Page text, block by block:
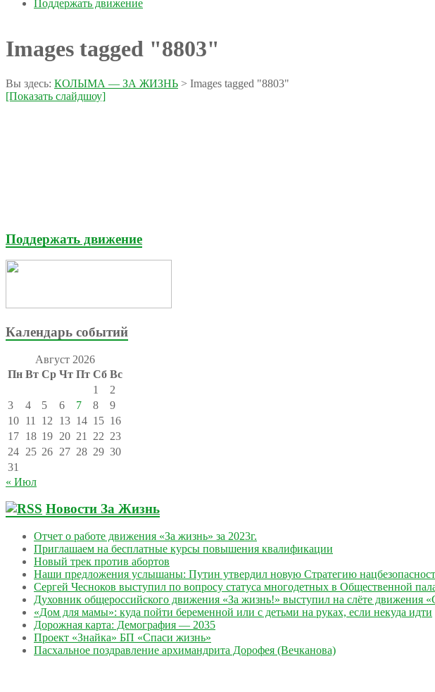
Поддержать движение
Images tagged "8803"
Вы здесь: КОЛЫМА — ЗА ЖИЗНЬ > Images tagged "8803"
[Показать слайдшоу]
Поддержать движение
Календарь событий
Август 2026
Пн Вт Ср Чт Пт Сб Вс
1
2
3
4 5 6 7 8
9
10 11 12 13 14 15 16
17 18 19 20 21 22 23
24 25 26 27 28 29 30
31
« Июл
Новости За Жизнь
Отчет о работе движения «За жизнь» за 2023г.
Приглашаем на бесплатные курсы повышения квалификации
Новый трек против абортов
Наши предложения услышаны: Путин утвердил новую Стратегию
Сергей Чесноков выступил по вопросу статуса многодетных в Общественной
Духовник общероссийского движения «За жизнь!» выступил на слёте движения
«Дом для мамы»: куда пойти беременной или с детьми на руках, если некуда идти
Дорожная карта: Демография — 2035
Проект «Знайка» БП «Спаси жизнь»
Пасхальное поздравление архимандрита Дорофея (Вечканова)